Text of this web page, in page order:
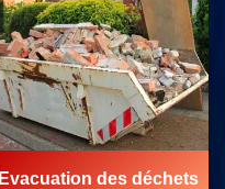
Evacuation des déchets